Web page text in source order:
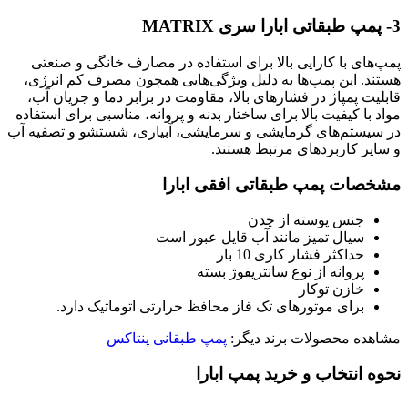
3- پمپ طبقاتی ابارا سری MATRIX
پمپ‌های با کارایی بالا برای استفاده در مصارف خانگی و صنعتی
هستند. این پمپ‌ها به دلیل ویژگی‌هایی همچون مصرف کم انرژی،
قابلیت پمپاژ در فشارهای بالا، مقاومت در برابر دما و جریان آب،
مواد با کیفیت بالا برای ساختار بدنه و پروانه، مناسبی برای استفاده
در سیستم‌های گرمایشی و سرمایشی، آبیاری، شستشو و تصفیه آب
و سایر کاربردهای مرتبط هستند.
مشخصات پمپ طبقاتی افقی ابارا
جنس پوسته از چدن
سیال تمیز مانند آب قایل عبور است
حداکثر فشار کاری 10 بار
پروانه از نوع سانتریفوژ بسته
خازن توکار
برای موتورهای تک فاز محافظ حرارتی اتوماتیک دارد.
مشاهده محصولات برند دیگر: پمپ طبقانی پنتاکس
نحوه انتخاب و خرید پمپ ابارا